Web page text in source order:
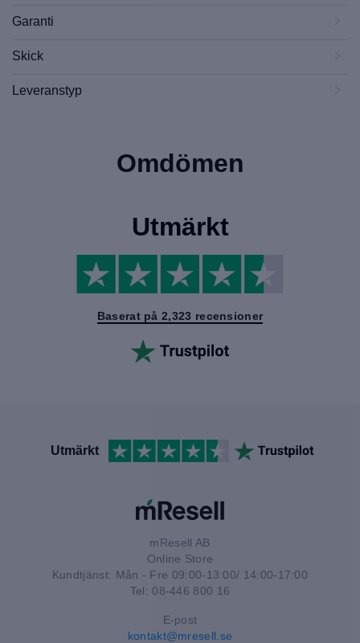
Garanti
Skick
Leveranstyp
Omdömen
Utmärkt
Baserat på 2,323 recensioner
Utmärkt
mResell AB
Online Store
Kundtjänst: Mån - Fre 09:00-13:00/ 14:00-17:00
Tel: 08-446 800 16
E-post
kontakt@mresell.se